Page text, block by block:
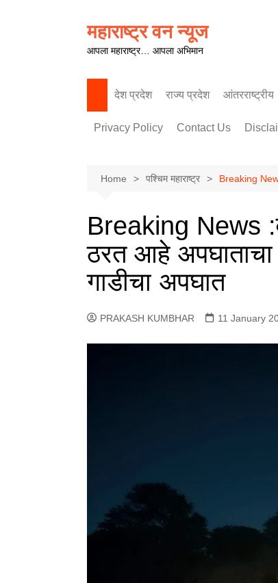
महाराष्ट्र वन न्यूज
आपला महाराष्ट्र… आपला अभिमान
देश प्रदेश राज्य प्रदेश
पश्चिम महाराष्ट्र
आंतरराष्ट्रीय
Privacy Policy Contact Us
Home पश्चिम महाराष्ट्र Breaking News
Breaking News
ठरत आहे अपघाताचा
गाडीचा अपघात
PRAKASH KUMBHAR 11 January